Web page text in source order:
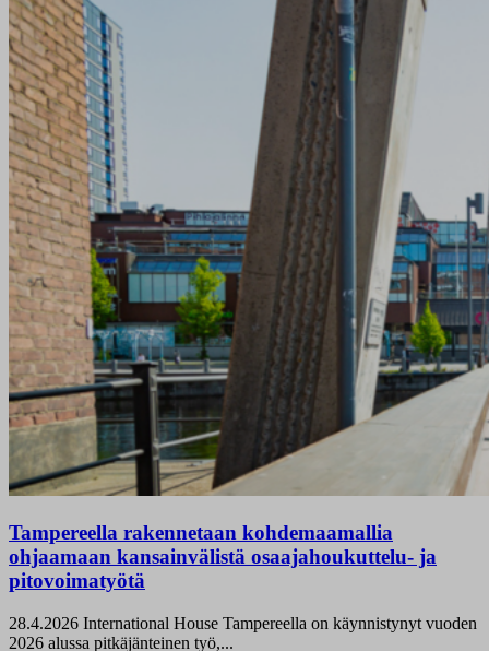
Tampereella rakennetaan kohdemaamallia
ohjaamaan kansainvälistä osaajahoukuttelu- ja
pitovoimatyötä
28.4.2026 International House Tampereella on käynnistynyt vuoden
2026 alussa pitkäjänteinen työ,...